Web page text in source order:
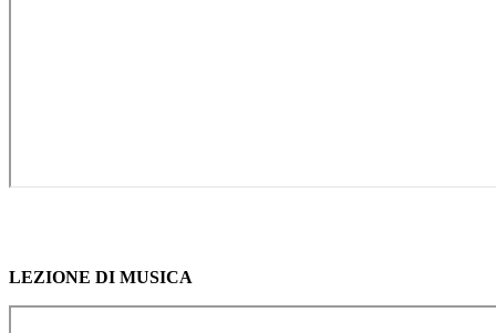
LEZIONE DI MUSICA